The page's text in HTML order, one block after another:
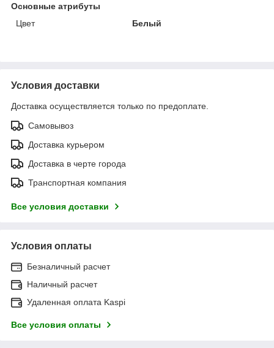
Основные атрибуты
Цвет
Белый
Условия доставки
Доставка осуществляется только по предоплате.
Самовывоз
Доставка курьером
Доставка в черте города
Транспортная компания
Все условия доставки
Условия оплаты
Безналичный расчет
Наличный расчет
Удаленная оплата Kaspi
Все условия оплаты